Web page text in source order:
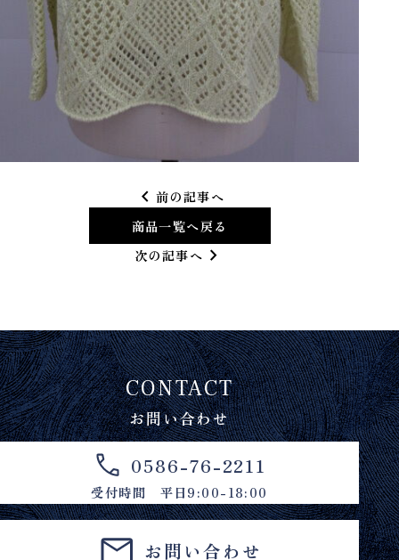
chevron_left 前の記事へ
商品一覧へ戻る
次の記事へ chevron_right
CONTACT
お問い合わせ
0586-76-2211
受付時間 平日9:00-18:00
お問い合わせ